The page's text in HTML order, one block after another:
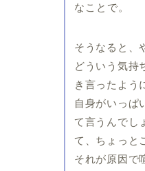
なことで。
そうなると、
どういう気持
き言ったよう
自身がいっぱ
て言うんでし
て、ちょっと
それが原因で